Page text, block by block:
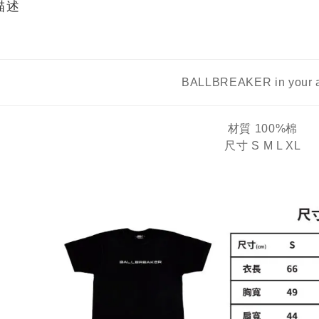
述
BALLBREAKER in your
材質 100%棉
尺寸 S M L XL